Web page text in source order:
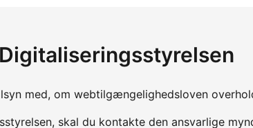
med, om webtilgængelighedsloven
skal du kontakte den ansvarlige